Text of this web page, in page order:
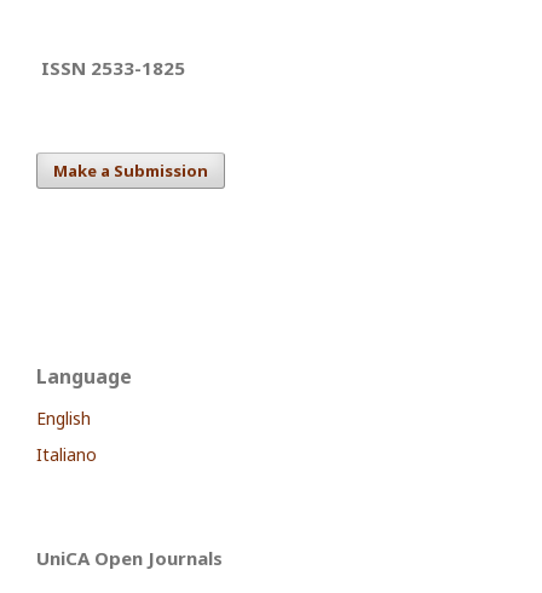
ISSN 2533-1825
Make a Submission
Language
English
Italiano
UniCA Open Journals